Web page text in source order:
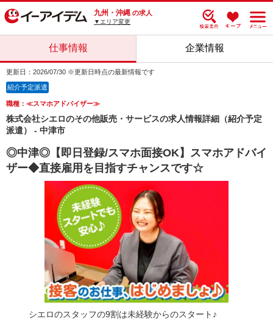
九州・沖縄 の求人
▼エリア変更
仕事情報 企業情報
更新日：2026/07/30 ※更新日時点の最新情報です
紹介予定派遣
職種：≪スマホアドバイザー≫
株式会社シエロのその他販売・サービスの求人情報詳細（紹介予定
派遣） - 中津市
◎中津◎【即日登録/スマホ面接OK】スマホアドバイ
ザー◆直接雇用を目指すチャンスです☆
シエロのスタッフの9割は未経験からのスタート♪